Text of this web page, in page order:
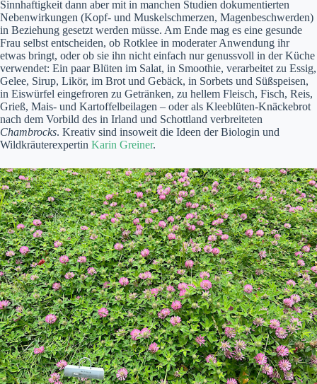
Sinnhaftigkeit dann aber mit in manchen Studien dokumentierten
Nebenwirkungen (Kopf- und Muskelschmerzen, Magenbeschwerden)
in Beziehung gesetzt werden müsse. Am Ende mag es eine gesunde
Frau selbst entscheiden, ob Rotklee in moderater Anwendung ihr
etwas bringt, oder ob sie ihn nicht einfach nur genussvoll in der Küche
verwendet: Ein paar Blüten im Salat, in Smoothie, verarbeitet zu Essig,
Gelee, Sirup, Likör, im Brot und Gebäck, in Sorbets und Süßspeisen,
in Eiswürfel eingefroren zu Getränken, zu hellem Fleisch, Fisch, Reis,
Grieß, Mais- und Kartoffelbeilagen – oder als Kleeblüten-Knäckebrot
nach dem Vorbild des in Irland und Schottland verbreiteten
Chambrocks. Kreativ sind insoweit die Ideen der Biologin und
Wildkräuterexpertin Karin Greiner.